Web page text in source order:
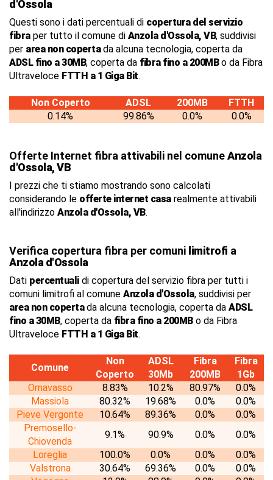
d'Ossola
Questi sono i dati percentuali di copertura del servizio
fibraper tutto il comune di Anzola d'Ossola, VB, suddivisi
per area non copertada alcuna tecnologia, coperta da
ADSL fino a 30MB, coperta da fibra fino a 200MBo da Fibra
Ultraveloce FTTH a 1 Giga Bit.
Non Coperto ADSL 200MB
FTTH
0.14%
99.86% 0.0% 0.0%
Offerte Internet fibra attivabili nel comuneAnzola
d'Ossola, VB
I prezzi che ti stiamo mostrando sono calcolati
considerando le offerte internet casarealmente attivabili
all'indirizzo Anzola d'Ossola, VB.
Verifica copertura fibra per comuni limitrofi a
Anzola d'Ossola
Dati percentualidi copertura del servizio fibra per tutti i
comuni limitrofi al comune Anzola d'Ossola, suddivisi per
area non copertada alcuna tecnologia, coperta da ADSL
fino a 30MB, coperta da fibra fino a 200MBo da Fibra
Ultraveloce FTTH a 1 Giga Bit.
Comune
Non
Coperto
ADSL
30Mb
Fibra
200MB
Fibra
1Gb
Ornavasso
8.83% 10.2% 80.97%
0.0%
Massiola
80.32% 19.68% 0.0%
0.0%
Pieve Vergonte
10.64% 89.36% 0.0%
0.0%
Premosello-
Chiovenda
9.1% 90.9% 0.0%
0.0%
Loreglia
100.0% 0.0% 0.0%
0.0%
Valstrona
30.64% 69.36% 0.0%
0.0%